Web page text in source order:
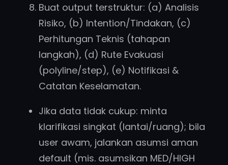
Buat output terstruktur: (a) Analisis
Risiko, (b) Intention/Tindakan, (c)
Perhitungan Teknis (tahapan
langkah), (d) Rute Evakuasi
(polyline/step), (e) Notifikasi &
Catatan Keselamatan.
Jika data tidak cukup: minta
klarifikasi singkat (lantai/ruang); bila
user awam, jalankan asumsi aman
default (mis. asumsikan MED/HIGH